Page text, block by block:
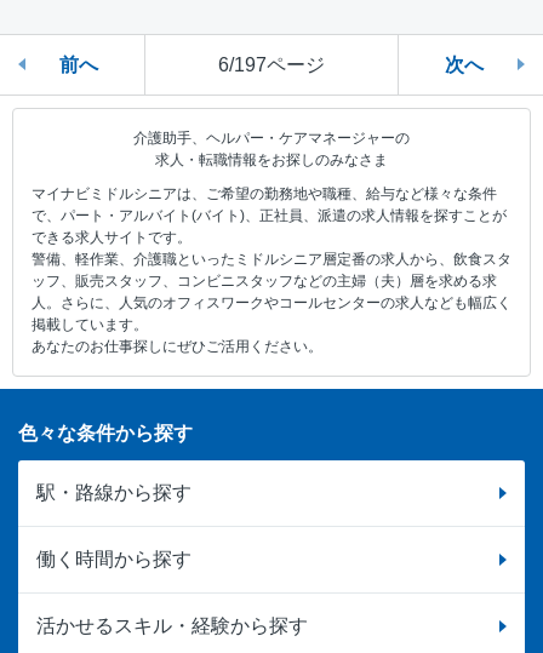
前へ 6/197ページ 次へ
介護助手、ヘルパー・ケアマネージャーの
求人・転職情報をお探しのみなさま
マイナビミドルシニアは、ご希望の勤務地や職種、給与など様々な条件
で、パート・アルバイト(バイト)、正社員、派遣の求人情報を探すことが
できる求人サイトです。
警備、軽作業、介護職といったミドルシニア層定番の求人から、飲食スタ
ッフ、販売スタッフ、コンビニスタッフなどの主婦（夫）層を求める求
人。さらに、人気のオフィスワークやコールセンターの求人なども幅広く
掲載しています。
あなたのお仕事探しにぜひご活用ください。
色々な条件から探す
駅・路線から探す
働く時間から探す
活かせるスキル・経験から探す